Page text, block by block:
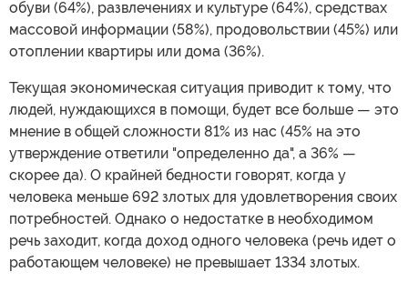
обуви (64%), развлечениях и культуре (64%), средствах
массовой информации (58%), продовольствии (45%) или
отоплении квартиры или дома (36%).
Текущая экономическая ситуация приводит к тому, что
людей, нуждающихся в помощи, будет все больше — это
мнение в общей сложности 81% из нас (45% на это
утверждение ответили "определенно да", а 36% —
скорее да). О крайней бедности говорят, когда у
человека меньше 692 злотых для удовлетворения своих
потребностей. Однако о недостатке в необходимом
речь заходит, когда доход одного человека (речь идет о
работающем человеке) не превышает 1334 злотых.